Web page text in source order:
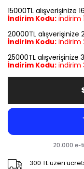
15000TL alışverişinize
İndirim Kodu: indirim
20000TL alışverişinize
İndirim Kodu: indirim
25000TL alışverişinize
İndirim Kodu: indirim
300 TL üzeri